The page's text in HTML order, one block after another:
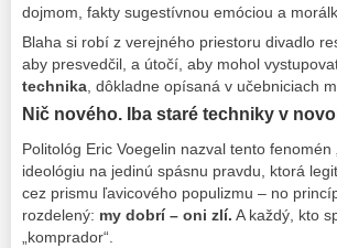
dojmom, fakty sugestívnou emóciou a
Blaha si robí z verejného priestoru divadlo
aby presvedčil, a útočí, aby mohol
technika , dôkladne opísaná v učebniciach
Nič nového. Iba staré techniky v
Politológ Eric Voegelin nazval tento
ideológiu na jedinú spásnu pravdu, ktorá
cez prismu ľavicového populizmu – no
rozdelený: my dobrí – oni zlí. A každý, kto
„komprador“.